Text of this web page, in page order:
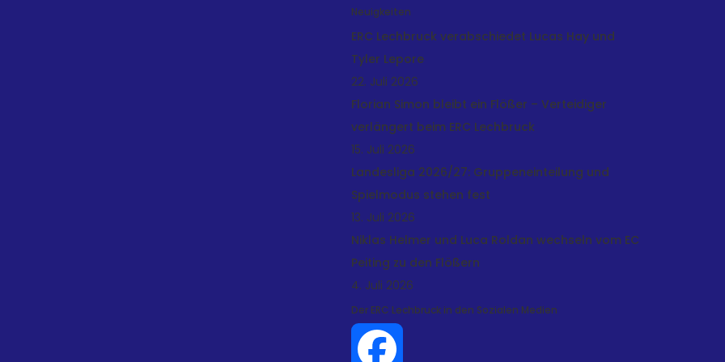
Neuigkeiten
ERC Lechbruck verabschiedet Lucas Hay und
Tyler Lepore
22. Juli 2026
Florian Simon bleibt ein Flößer – Verteidiger
verlängert beim ERC Lechbruck
15. Juli 2026
Landesliga 2026/27: Gruppeneinteilung und
Spielmodus stehen fest
13. Juli 2026
Niklas Helmer und Luca Roldan wechseln vom EC
Peiting zu den Flößern
4. Juli 2026
Der ERC Lechbruck in den Sozialen Medien